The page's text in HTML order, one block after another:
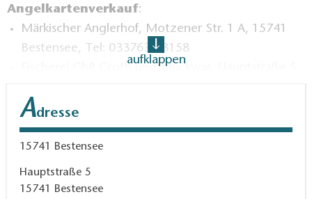
Angelkartenverkauf:
Märkischer Anglerhof, Motzener Str. 1 A, 15741
Bestensee, Tel: 033763-63158
Fischerei GbR Groth und Muckwar, Hauptstraße 5,
aufklappen
Adresse
15741 Bestensee
Hauptstraße 5
15741
Bestensee